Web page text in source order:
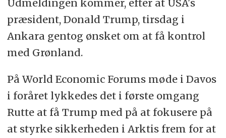
Udmeldingen kommer, efter at USA's
præsident, Donald Trump, tirsdag i
Ankara gentog ønsket om at få kontrol
med Grønland.
På World Economic Forums møde i Davos
i foråret lykkedes det i første omgang
Rutte at få Trump med på at fokusere på
at styrke sikkerheden i Arktis frem for at